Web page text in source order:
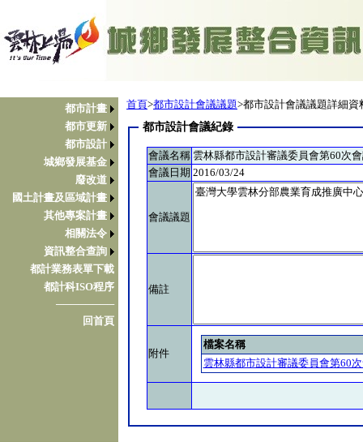
都市計畫
都市更新
都市設計
城鄉發展基金
廢改道
國土計畫及區域計畫
其他專案計畫
相關法令
資訊整合查詢
都計業務表單下載
都計科ISO程序
────────
回首頁
首頁>都市設計會議議題>都市設計會議議題詳細資
都市設計會議紀錄
會議名稱 雲林縣都市設計審議委員會第60次
會議日期 2016/03/24
會議議題
備註
附件
檔案名稱
雲林縣都市設計審議委員會第60